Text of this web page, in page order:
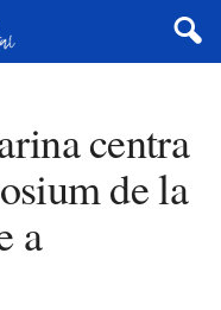
centra
de la
a